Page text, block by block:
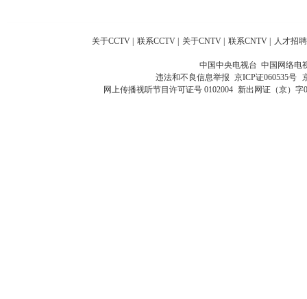
关于CCTV 联系CCTV 关于CNTV 联系CNTV 人才招聘
中国中央电视台 中国网络电
违法和不良信息举报 京ICP证060535号
网上传播视听节目许可证号 0102004 新出网证（京）